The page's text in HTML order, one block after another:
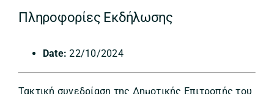
Πληροφορίες Εκδήλωσης
Date: 22/10/2024
Τακτική συνεδρίαση της Δημοτικής Επιτροπής του